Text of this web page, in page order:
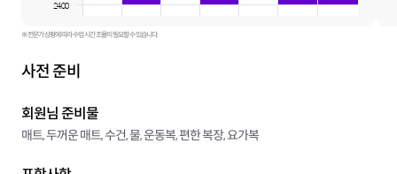
24:00
※ 전문가 상황에 따라 수업 시간 조율이 필요할 수 있습니다.
사전 준비
회원님 준비물
매트, 두꺼운 매트, 수건, 물, 운동복, 편한 복장, 요가복